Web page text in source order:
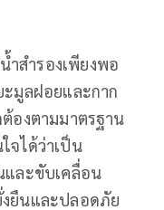
สำรองเพียงพอ
มูลฝอยและกาก
องตามมาตรฐาน
จได้ว่าเป็น
และขับเคลื่อน
ยืนและปลอดภัย